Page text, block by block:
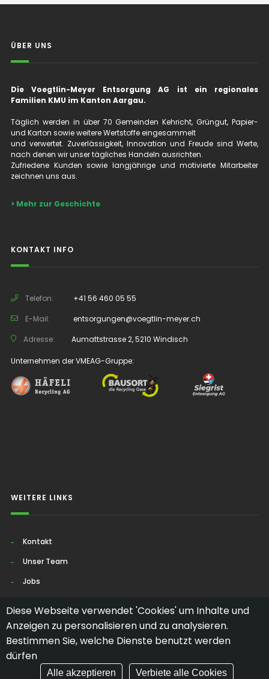
ÜBER UNS
Die Voegtlin-Meyer Entsorgung AG ist ein regionales
Familien KMU im Kanton Aargau.
Täglich werden in über 70 Gemeinden Kehricht, Grüngut, Papier-
und Karton sowie weitere Wertstoffe eingesammelt
und verwertet. Zuverlässigkeit, Innovation und Freude sind Werte,
nach denen wir unser tägliches Handeln ausrichten.
Zufriedene Kunden sowie langjährige und motivierte Mitarbeiter
zeichnen uns aus.
> Mehr zur Geschichte
KONTAKT INFO
Telefon:
+41 56 460 05 55
E-Mail:
entsorgungen@voegtlin-meyer.ch
Adresse:
Aumattstrasse 2, 5210 Windisch
Unternehmen der VMEAG-Gruppe:
WEITERE LINKS
Kontakt
Unser Team
Jobs
2026. ALLE RECHTE VORBEHALTEN.
Diese Webseite verwendet 'Cookies' um Inhalte und
Anzeigen zu personalisieren und zu analysieren.
Bestimmen Sie, welche Dienste benutzt werden
dürfen
Alle akzeptieren Verbiete alle Cookies